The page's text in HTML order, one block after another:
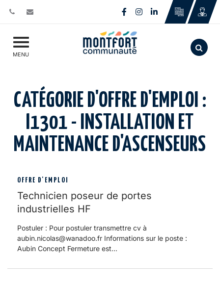
Lien vers le compte
Lien vers le compte
Lien vers le
MENU Aller
CATÉGORIE D'OFFRE D'EMPLOI :
I1301 - INSTALLATION ET
MAINTENANCE D'ASCENSEURS
OFFRE D'EMPLOI
Technicien poseur de portes
industrielles HF
Postuler : Pour postuler transmettre cv à
aubin.nicolas@wanadoo.fr Informations sur le poste :
Aubin Concept Fermeture est...